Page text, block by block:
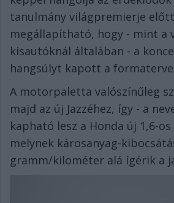
tanulmány világpremierje
megállapítható, hogy - mint a
kisautóknál általában - a
hangsúlyt kapott a
A motorpaletta valószínűleg
majd az új Jazzéhez, így - a
kapható lesz a Honda új 1,6-os
melynek károsanyag-
gramm/kilométer alá ígérik a